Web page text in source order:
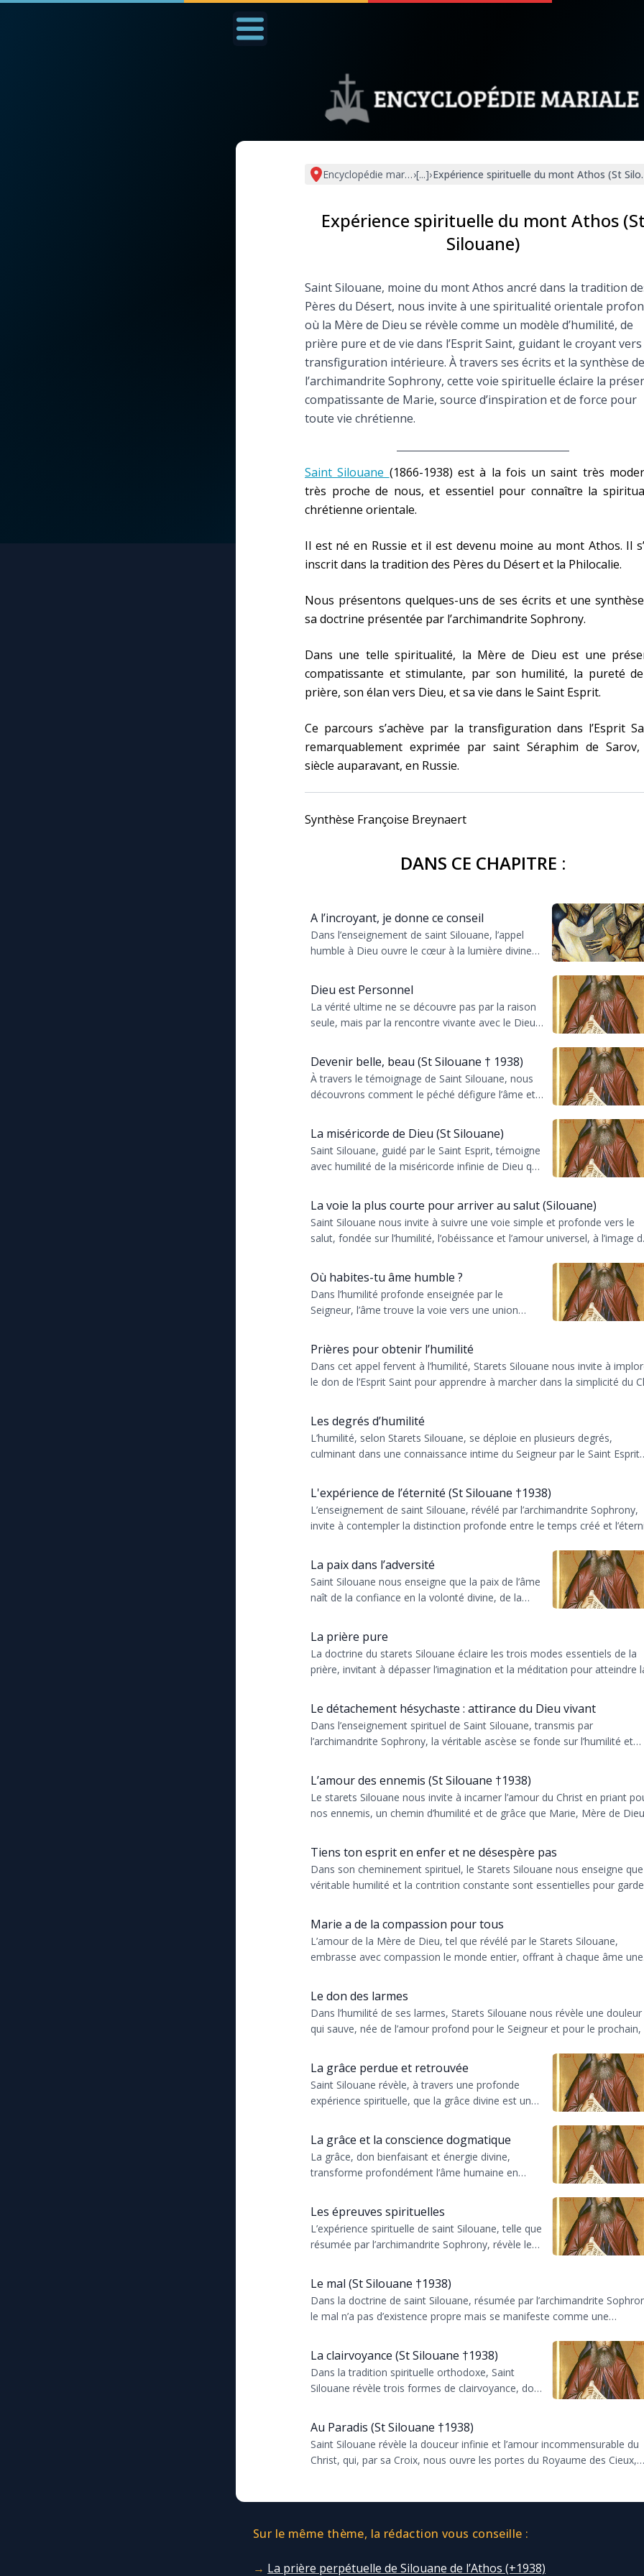
Nous soutenir À propos Facebook Infos légales
Prier au quotidien
Les premiers samedis
Marie qui défait les
Me consacrer à Jésus
Mes intentions de
◼︎À la une
Chapelet pour le monde
Contact
Faire un don
Marie de Nazareth
Encyclopédie mariale
›[...]›Expérience spirituelle du mont Athos (St
Expérience spirituelle du mont Athos
Silouane)
Saint Silouane, moine du mont Athos ancré dans la tradition
Pères du Désert, nous invite à une spiritualité orientale
où la Mère de Dieu se révèle comme un modèle d’humilité, de
prière pure et de vie dans l’Esprit Saint, guidant le croyant
transfiguration intérieure. À travers ses écrits et la synthèse de
l’archimandrite Sophrony, cette voie spirituelle éclaire la
compatissante de Marie, source d’inspiration et de force pour
toute vie chrétienne.
Saint Silouane (1866-1938) est à la fois un saint très
très proche de nous, et essentiel pour connaître la
chrétienne orientale.
Il est né en Russie et il est devenu moine au mont Athos. Il
inscrit dans la tradition des Pères du Désert et la Philocalie.
Nous présentons quelques-uns de ses écrits et une
sa doctrine présentée par l’archimandrite Sophrony.
Dans une telle spiritualité, la Mère de Dieu est une
compatissante et stimulante, par son humilité, la pureté
prière, son élan vers Dieu, et sa vie dans le Saint Esprit.
Ce parcours s’achève par la transfiguration dans l’Esprit
remarquablement exprimée par saint Séraphim de
siècle auparavant, en Russie.
Synthèse Françoise Breynaert
DANS CE CHAPITRE :
A l’incroyant, je donne ce conseil
Dans l’enseignement de saint Silouane, l’appel
humble à Dieu ouvre le cœur à la lumière divine
d...
Dieu est Personnel
La vérité ultime ne se découvre pas par la raison
seule, mais par la rencontre vivante avec le Dieu-
l’enseigne l...
Devenir belle, beau (St Silouane † 1938)
À travers le témoignage de Saint Silouane, nous
découvrons comment le péché défigure l’âme et
repe...
La miséricorde de Dieu (St Silouane)
Saint Silouane, guidé par le Saint Esprit, témoigne
avec humilité de la miséricorde infinie de Dieu qui
La voie la plus courte pour arriver au salut (Silouane)
Saint Silouane nous invite à suivre une voie simple et profonde vers le
salut, fondée sur l’humilité, l’obéissance et l’amour universel, à l’image
Où habites-tu âme humble ?
Dans l’humilité profonde enseignée par le
Seigneur, l’âme trouve la voie vers une union
réchauffe le c...
Prières pour obtenir l’humilité
Dans cet appel fervent à l’humilité, Starets Silouane nous invite à
le don de l’Esprit Saint pour apprendre à marcher dans la simplicité du
Les degrés d’humilité
L’humilité, selon Starets Silouane, se déploie en plusieurs degrés,
culminant dans une connaissance intime du Seigneur par le Saint Esprit
L'expérience de l’éternité (St Silouane †1938)
L’enseignement de saint Silouane, révélé par l’archimandrite Sophrony,
invite à contempler la distinction profonde entre le temps créé et
La paix dans l’adversité
Saint Silouane nous enseigne que la paix de l’âme
naît de la confiance en la volonté divine, de la
souffrance...
La prière pure
La doctrine du starets Silouane éclaire les trois modes essentiels de la
prière, invitant à dépasser l’imagination et la méditation pour atteindre
Le détachement hésychaste : attirance du Dieu vivant
Dans l’enseignement spirituel de Saint Silouane, transmis par
l’archimandrite Sophrony, la véritable ascèse se fonde sur l’humilité et
L’amour des ennemis (St Silouane †1938)
Le starets Silouane nous invite à incarner l’amour du Christ en priant
nos ennemis, un chemin d’humilité et de grâce que Marie, Mère de
Tiens ton esprit en enfer et ne désespère pas
Dans son cheminement spirituel, le Starets Silouane nous enseigne
véritable humilité et la contrition constante sont essentielles pour
Marie a de la compassion pour tous
L’amour de la Mère de Dieu, tel que révélé par le Starets Silouane,
embrasse avec compassion le monde entier, offrant à chaque âme une
Le don des larmes
Dans l’humilité de ses larmes, Starets Silouane nous révèle une douleur
qui sauve, née de l’amour profond pour le Seigneur et pour le prochain,
La grâce perdue et retrouvée
Saint Silouane révèle, à travers une profonde
expérience spirituelle, que la grâce divine est une
même ard...
La grâce et la conscience dogmatique
La grâce, don bienfaisant et énergie divine,
transforme profondément l’âme humaine en
assimilation d...
Les épreuves spirituelles
L’expérience spirituelle de saint Silouane, telle que
résumée par l’archimandrite Sophrony, révèle le
Le mal (St Silouane †1938)
Dans la doctrine de saint Silouane, résumée par l’archimandrite
le mal n’a pas d’existence propre mais se manifeste comme une
La clairvoyance (St Silouane †1938)
Dans la tradition spirituelle orthodoxe, Saint
Silouane révèle trois formes de clairvoyance, dont
emprein...
Au Paradis (St Silouane †1938)
Saint Silouane révèle la douceur infinie et l’amour incommensurable du
Christ, qui, par sa Croix, nous ouvre les portes du Royaume des Cieux,
Sur le même thème, la rédaction vous conseille :
La prière perpétuelle de Silouane de l’Athos (+1938)